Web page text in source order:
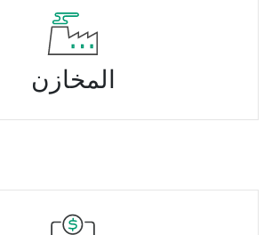
المخازن